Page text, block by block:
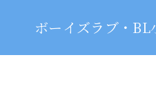
ボーイズラブ・